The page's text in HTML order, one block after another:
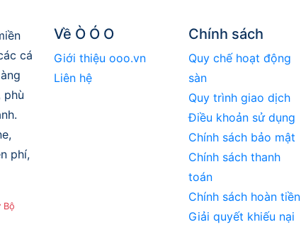
cá
phù
phí,
Bộ
Về Ò Ó O
Giới thiệu ooo.vn
Liên hệ
Chính sách
Quy chế hoạt động
sàn
Quy trình giao dịch
Điều khoản sử dụng
Chính sách bảo mật
Chính sách thanh
toán
Chính sách hoàn tiền
Giải quyết khiếu nại